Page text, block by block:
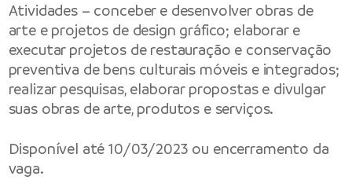
Atividades – conceber e desenvolver obras de
arte e projetos de design gráfico; elaborar e
executar projetos de restauração e conservação
preventiva de bens culturais móveis e integrados;
realizar pesquisas, elaborar propostas e divulgar
suas obras de arte, produtos e serviços.
Disponível até 10/03/2023 ou encerramento da
vaga.